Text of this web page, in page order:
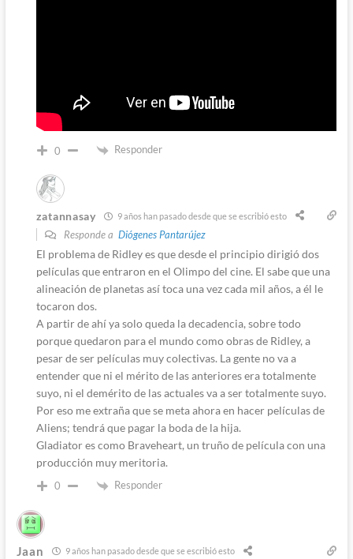
0 Responder
zatannasay 9 años han pasado desde que se escribió esto
Responde a Diógenes Pantarújez
El problema de Ridley es que desde el principio dirigió dos
películas que entraron en el Olimpo del cine. El sabe que una
alineación de planetas así toca una vez cada mil años, a él le
tocaron dos.
A partir de ahí ya solo queda la decadencia, sobre todo
porque quedaron para el mundo como obras de Ridley, a
pesar de ser películas muy colectivas. La gente no va a
entender que ni el mérito de las anteriores era totalmente
suyo, ni el demérito de las actuales va a ser totalmente suyo.
Por eso me extraña que se meta ahora en hacer películas de
Aliens; tendrá que pagar la boda de la hija.
Gladiator es como Braveheart, un truño de película con una
producción muy meritoria.
0 Responder
Jaan 9 años han pasado desde que se escribió esto